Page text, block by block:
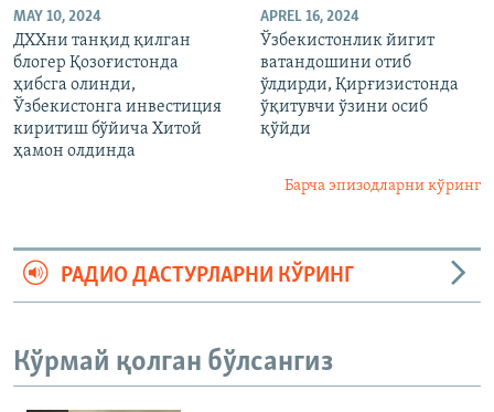
MAY 10, 2024
ДХХни танқид қилган
блогер Қозоғистонда
ҳибсга олинди,
Ўзбекистонга инвестиция
киритиш бўйича Хитой
ҳамон олдинда
APREL 16, 2024
Ўзбекистонлик йигит
ватандошини отиб
ўлдирди, Қирғизистонда
ўқитувчи ўзини осиб
қўйди
Барча эпизодларни кўринг
РАДИО ДАСТУРЛАРНИ КЎРИНГ
Кўрмай қолган бўлсангиз